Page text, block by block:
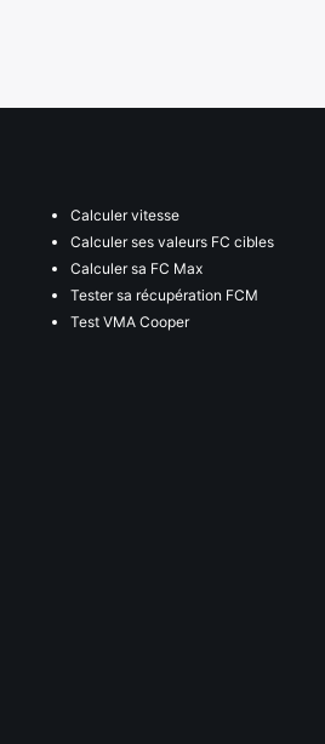
Calculer vitesse
Calculer ses valeurs FC cibles
Calculer sa FC Max
Tester sa récupération FCM
Test VMA Cooper